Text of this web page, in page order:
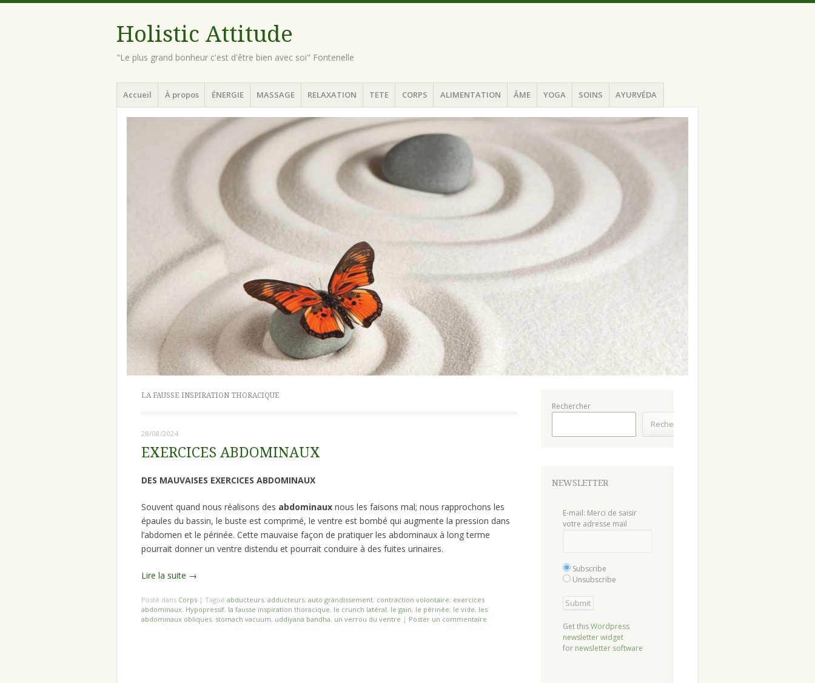
Holistic Attitude
"Le plus grand bonheur c'est d'être bien avec soi" Fontenelle
Menu
Aller
au
contenu
Accueil À propos ÉNERGIE MASSAGE RELAXATION TETE CORPS ALIMENTATION ÂME YOGA SOINS AYURVÉDA
LA FAUSSE INSPIRATION THORACIQUE
28/08/2024
EXERCICES ABDOMINAUX
DES MAUVAISES EXERCICES ABDOMINAUX
Souvent quand nous réalisons des abdominaux nous les faisons mal; nous rapprochons les
épaules du bassin, le buste est comprimé, le ventre est bombé qui augmente la pression dans
l’abdomen et le périnée. Cette mauvaise façon de pratiquer les abdominaux à long terme
pourrait donner un ventre distendu et pourrait conduire à des fuites urinaires.
Lire la suite →
Posté dans Corps | Tagué abducteurs, adducteurs, auto grandissement, contraction volontaire, exercices
abdominaux, Hypopressif, la fausse inspiration thoracique, le crunch latéral, le gain, le périnée, le vide, les
abdominaux obliques, stomach vacuum, uddiyana bandha, un verrou du ventre | Poster un commentaire
Rechercher
Rechercher
NEWSLETTER
E-mail: Merci de saisir
votre adresse mail
Subscribe
Unsubscribe
Get thisWordpress
newsletter widget
for newsletter software